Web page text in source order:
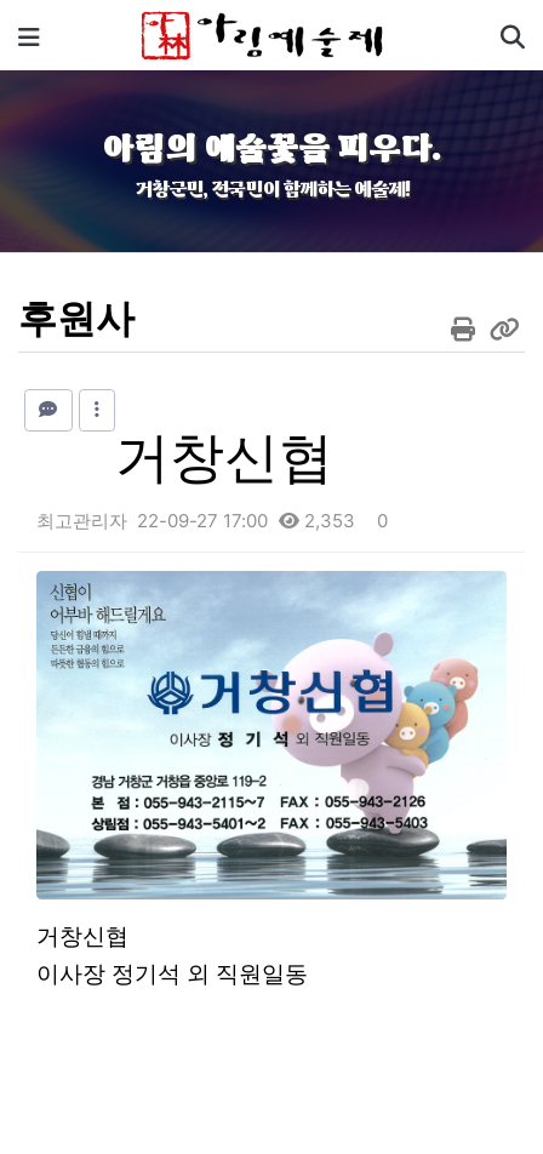
메뉴
아림의 예술꽃을 피우다.
거창군민, 전국민이 함께하는 예술제!
후원사
거창신협
최고관리자 22-09-27 17:00 2,353 0
본문
거창신협
이사장 정기석 외 직원일동